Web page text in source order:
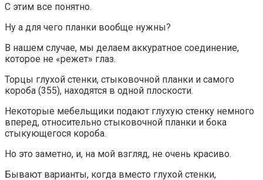
С этим все понятно.
Ну а для чего планки вообще нужны?
В нашем случае, мы делаем аккуратное соединение,
которое не «режет» глаз.
Торцы глухой стенки, стыковочной планки и самого
короба (355), находятся в одной плоскости.
Некоторые мебельщики подают глухую стенку немного
вперед, относительно стыковочной планки и бока
стыкующегося короба.
Но это заметно, и, на мой взгляд, не очень красиво.
Бывают варианты, когда вместо глухой стенки,